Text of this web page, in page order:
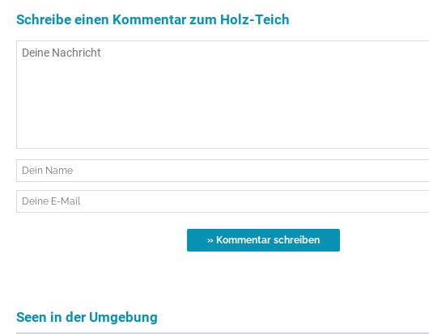
Schreibe einen Kommentar zum Holz-Teich
Seen in der Umgebung